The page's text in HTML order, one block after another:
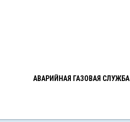
АВАРИЙНАЯ ГАЗОВАЯ СЛУЖБА